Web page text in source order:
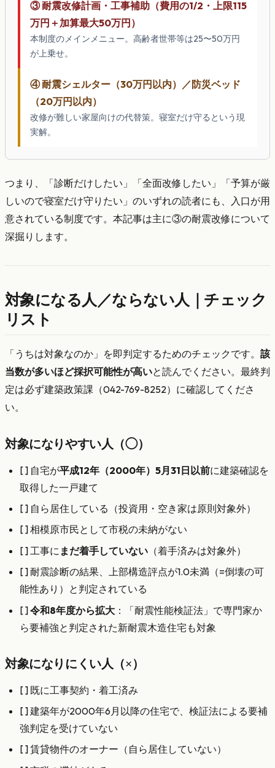
③ 耐震改修計画・工事補助（費用の1/2・上限115
万円＋加算最大50万円）
本制度のメインメニュー。高齢者世帯等は25〜50万円
が上乗せ。
④ 耐震シェルター（30万円以内）／防災ベッド
（20万円以内）
改修が難しい家屋向けの代替策。寝室だけ守るという現
実解。
つまり、「診断だけしたい」「全面改修したい」「予算が厳
しいので寝室だけ守りたい」のいずれの読者にも、入口が用
意されている制度です。本記事は主に③の耐震改修について
深掘りします。
対象になる人／ならない人｜チェック
リスト
「うちは対象なのか」を即判定するためのチェックです。 該
当数が多いほど採択可能性が高いと読んでください。最終判
定は必ず建築政策課（042-769-8252）に確認してくださ
い。
対象になりやすい人（◯）
[ ] 自宅が平成12年（2000年）5月31日以前に建築確認を
取得した一戸建て
[ ] 自ら居住している（投資用・空き家は原則対象外）
[ ] 相模原市民として市税の未納がない
[ ] 工事に まだ着手していない （着手済みは対象外）
[ ] 耐震診断の結果、上部構造評点が1.0未満（=倒壊の可
能性あり）と判定されている
[ ]令和8年度から拡大 ：「耐震性能検証法」で専門家か
ら要補強と判定された新耐震木造住宅も対象
対象になりにくい人（×）
[ ] 既に工事契約・着工済み
[ ] 建築年が2000年6月以降の住宅で、検証法による要補
強判定を受けていない
[ ] 賃貸物件のオーナー（自ら居住していない）